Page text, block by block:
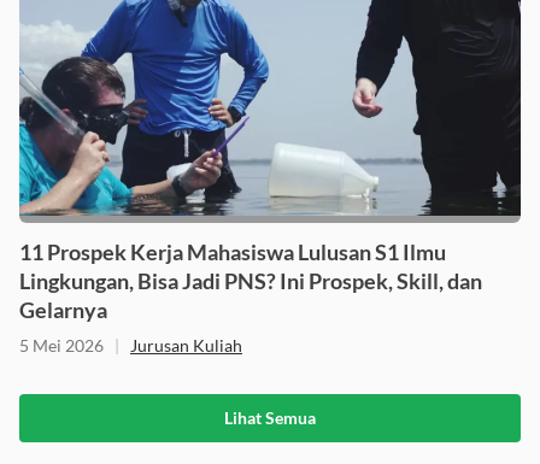
11 Prospek Kerja Mahasiswa Lulusan S1 Ilmu
Lingkungan, Bisa Jadi PNS? Ini Prospek, Skill, dan
Gelarnya
5 Mei 2026 | Jurusan Kuliah
Lihat Semua